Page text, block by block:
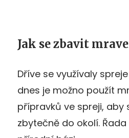
Jak se zbavit
Dříve se využívaly
dnes je možno použít
přípravků ve spreji, aby
zbytečně do okolí.